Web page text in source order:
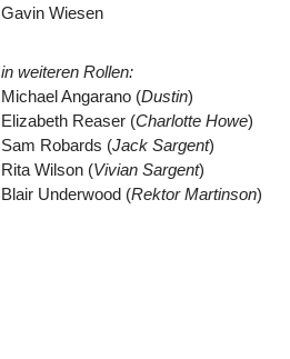
Gavin Wiesen
in weiteren Rollen:
Michael Angarano (Dustin)
Elizabeth Reaser (Charlotte Howe)
Sam Robards (Jack Sargent)
Rita Wilson (Vivian Sargent)
Blair Underwood (Rektor Martinson)